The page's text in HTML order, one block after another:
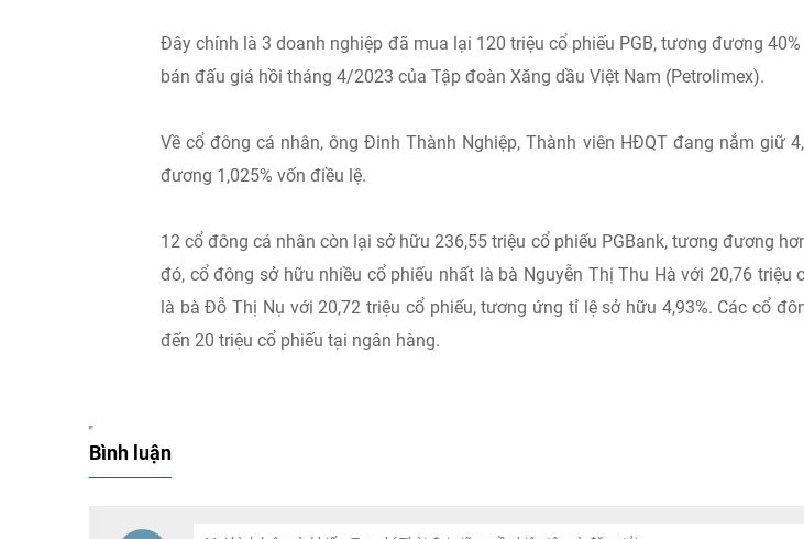
Đây chính là 3 doanh nghiệp đã mua lại 120 triệu cổ phiếu PGB, tương đương
bán đấu giá hồi tháng 4/2023 của Tập đoàn Xăng dầu Việt Nam (Petrolimex).
Về cổ đông cá nhân, ông Đinh Thành Nghiệp, Thành viên HĐQT đang nắm giữ
đương 1,025% vốn điều lệ.
12 cổ đông cá nhân còn lại sở hữu 236,55 triệu cổ phiếu PGBank, tương đương
đó, cổ đông sở hữu nhiều cổ phiếu nhất là bà Nguyễn Thị Thu Hà với 20,76 triệu
là bà Đỗ Thị Nụ với 20,72 triệu cổ phiếu, tương ứng tỉ lệ sở hữu 4,93%. Các cổ
đến 20 triệu cổ phiếu tại ngân hàng.
Bình luận